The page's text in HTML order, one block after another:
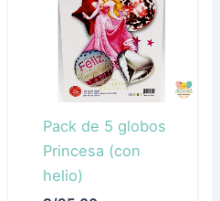
Pack de 5 globos
Princesa (con
helio)